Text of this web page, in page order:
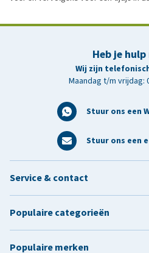
Heb je hulp
Wij zijn
Maandag t/m vrijdag:
Stuur ons een
Stuur ons een
Service & contact
Populaire categorieën
Populaire merken